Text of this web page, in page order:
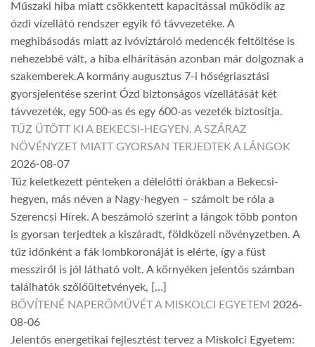
Műszaki hiba miatt csökkentett kapacitással működik az
ózdi vízellátó rendszer egyik fő távvezetéke. A
meghibásodás miatt az ivóvíztároló medencék feltöltése is
nehezebbé vált, a hiba elhárításán azonban már dolgoznak a
szakemberek.A kormány augusztus 7-i hőségriasztási
gyorsjelentése szerint Ózd biztonságos vízellátását két
távvezeték, egy 500-as és egy 600-as vezeték biztosítja.
TŰZ ÜTÖTT KI A BEKECSI-HEGYEN, A SZÁRAZ
NÖVÉNYZET MIATT GYORSAN TERJEDTEK A LÁNGOK
2026-08-07
Tűz keletkezett pénteken a délelőtti órákban a Bekecsi-
hegyen, más néven a Nagy-hegyen – számolt be róla a
Szerencsi Hírek. A beszámoló szerint a lángok több ponton
is gyorsan terjedtek a kiszáradt, földközeli növényzetben. A
tűz időnként a fák lombkoronáját is elérte, így a füst
messziről is jól látható volt. A környéken jelentős számban
találhatók szőlőültetvények, […]
BŐVÍTENÉ NAPERŐMŰVÉT A MISKOLCI EGYETEM 2026-
08-06
Jelentős energetikai fejlesztést tervez a Miskolci Egyetem: